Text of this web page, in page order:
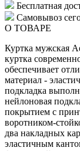
Бесплатная
Самовывоз
О ТОВАРЕ
Куртка мужская
куртка
обеспечивает
материал -
подкладка
нейлоновая
покрытием с
воротником-
два накладных
эластичным